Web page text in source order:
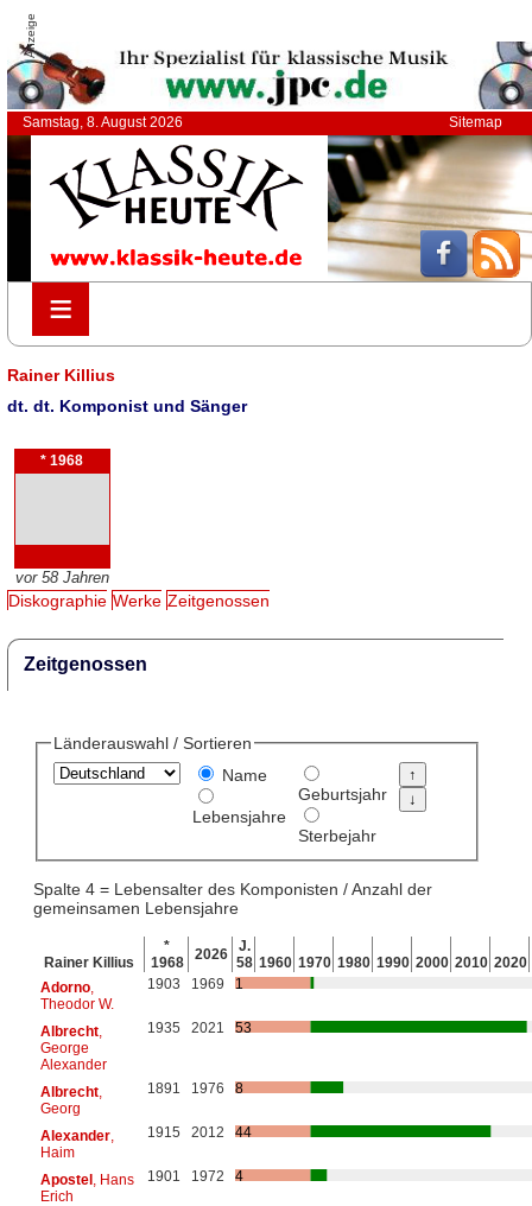
Anzeige
Samstag, 8. August 2026 Sitemap
≡
≡
Rainer Killius
dt. dt. Komponist und Sänger
* 1968
vor 58 Jahren
Diskographie Werke Zeitgenossen
Zeitgenossen
Länderauswahl / Sortieren
Name
Lebensjahre
Geburtsjahr
Sterbejahr
Spalte 4 = Lebensalter des Komponisten / Anzahl der
gemeinsamen Lebensjahre
Rainer Killius
*
1968
2026
J.
58 1960 1970 1980 1990 2000 2010 2020
Adorno,
Theodor W.
1903 1969 1
Albrecht,
George
Alexander
1935 2021 53
Albrecht,
Georg
1891 1976 8
Alexander,
Haim
1915 2012 44
Apostel, Hans
Erich
1901 1972 4